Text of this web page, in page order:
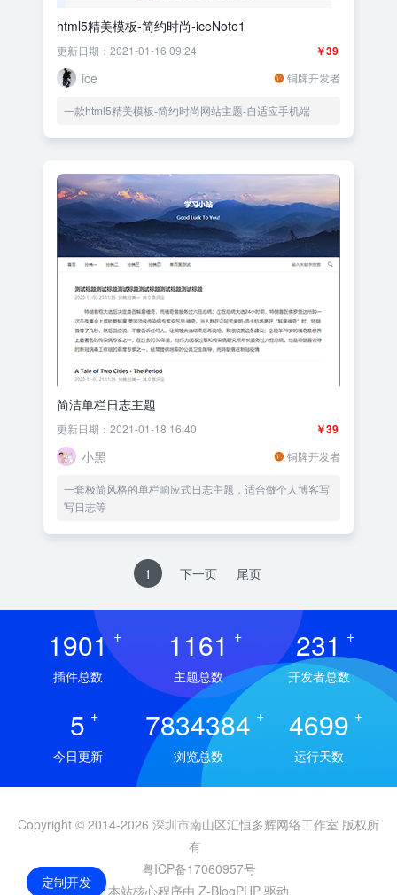
html5精美模板-简约时尚-iceNote1
￥39
更新日期：2021-01-16 09:24
ice 铜牌开发者
一款html5精美模板-简约时尚网站主题-自适应手机端
简洁单栏日志主题
￥39
更新日期：2021-01-18 16:40
小黑 铜牌开发者
一套极简风格的单栏响应式日志主题，适合做个人博客写
写日志等
1 下一页 尾页
1901 +
插件总数
1161 +
主题总数
231 +
开发者总数
5 +
今日更新
7834384 +
浏览总数
4699 +
运行天数
Copyright © 2014-2026 深圳市南山区汇恒多辉网络工作室 版权所
有
粤ICP备17060957号
本站核心程序由 Z-BlogPHP 驱动
定制开发